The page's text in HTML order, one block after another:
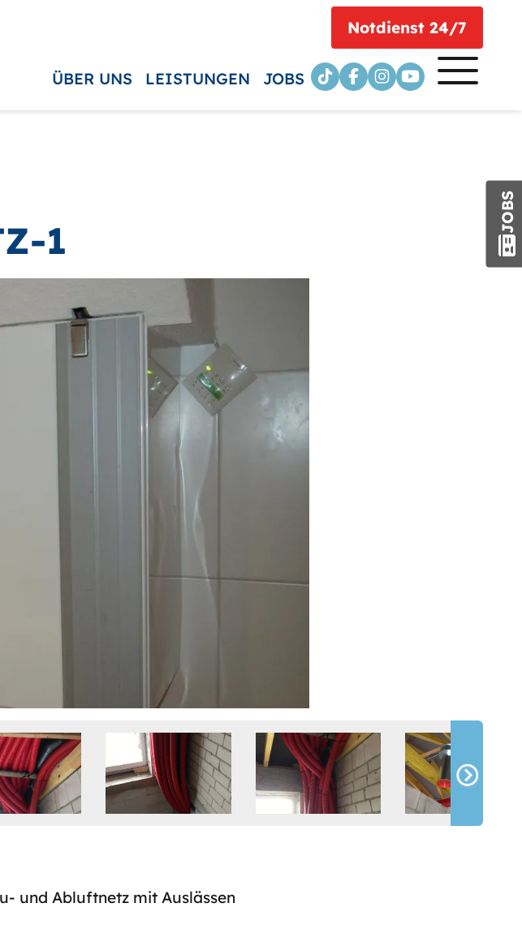
ÜBER UNS LEISTUNGEN JOBS
Notdienst 24/7
JOBS
1
und Abluftnetz mit Auslässen